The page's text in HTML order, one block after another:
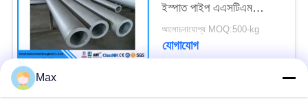
ইস্পাত পাইপ এএসটিএম
আলোচনাযোগ্য MOQ:500-kg
যোগাযোগ
Max